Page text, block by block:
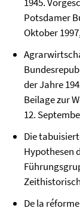
Potsdamer
Oktober
der Jahre
Bei­lage zur
12.
Die
Hypothe­sen
De la